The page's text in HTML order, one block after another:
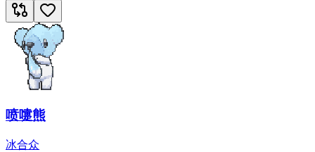
喷嚏熊
冰合众